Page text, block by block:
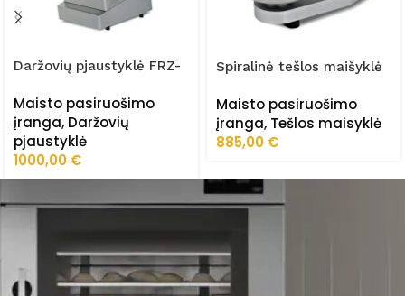
Daržovių pjaustyklė FRZ-
Maisto pasiruošimo
įranga, Daržovių
pjaustyklė
1000,00 €
Spiralinė tešlos maišyklė
Maisto pasiruošimo
įranga, Tešlos maisyklė
885,00 €